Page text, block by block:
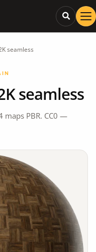
seamless
seamless
maps PBR. CC0 —